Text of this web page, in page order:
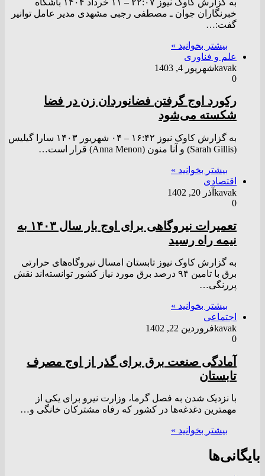
خبرنگاران جوان ـ مصطفی رجبی مشهدی مدیر عامل توانیر
گفت:…
بیشتر بخوانید »
علم و فناوری
kavakشهریور 4, 1403
0
رکورد اوج گرفتن فضانوردان زن در فضا
شکسته می‌شود
به گزارش کاوک نیوز ۱۶:۴۲ – ۰۴ شهريور ۱۴۰۳ سارا گیلیس
(Sarah Gillis) و آنا منون (Anna Menon) قرار است…
بیشتر بخوانید »
اقتصادی
kavak آذر 20, 1402
0
تعمیرات نیروگاهی برای اوج بار سال ۱۴۰۳ به
نیمه راه رسید
به گزارش کاوک نیوز تابستان امسال نیروگاه‌های حرارتی
برق با تامین ۹۴ درصد برق مورد نیاز کشور توانسته‌اند نقش
پررنگی…
بیشتر بخوانید »
اجتماعی
kavakفروردین 22, 1402
0
آمادگی صنعت برق برای گذر از اوج مصرف
تابستان
با نزدیک شدن به فصل گرما، وزارت نیرو برای یکی از
مهمترین دغدغه‌ها در کشور که رفاه مشترکان خانگی و…
بیشتر بخوانید »
بایگانی‌ها